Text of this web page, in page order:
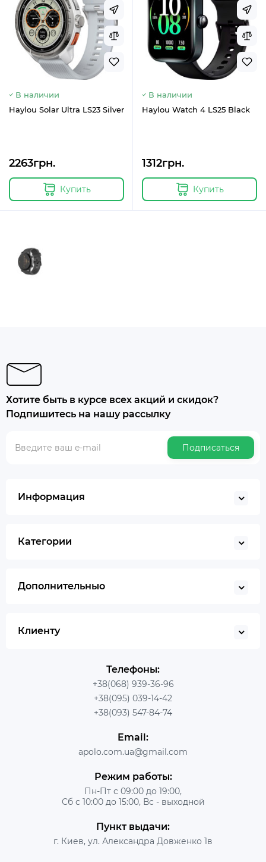
В наличии
Haylou Solar Ultra LS23 Silver
2263грн.
Купить
В наличии
Haylou Watch 4 LS25 Black
1312грн.
Купить
Хотите быть в курсе всех акций и скидок?
Подпишитесь на нашу рассылку
Подписаться
Информация
Категории
Дополнительныо
Клиенту
Телефоны:
+38(068) 939-36-96
+38(095) 039-14-42
+38(093) 547-84-74
Email:
apolo.com.ua@gmail.com
Режим работы:
Пн-Пт с 09:00 до 19:00,
Сб с 10:00 до 15:00, Вс - выходной
Пункт выдачи:
г. Киев, ул. Александра Довженко 1в